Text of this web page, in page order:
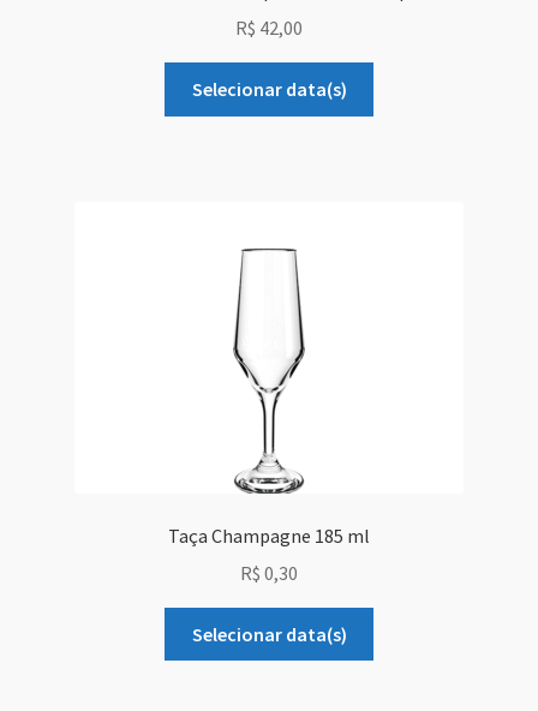
R$ 42,00
Selecionar data(s)
Taça Champagne 185 ml
R$ 0,30
Selecionar data(s)